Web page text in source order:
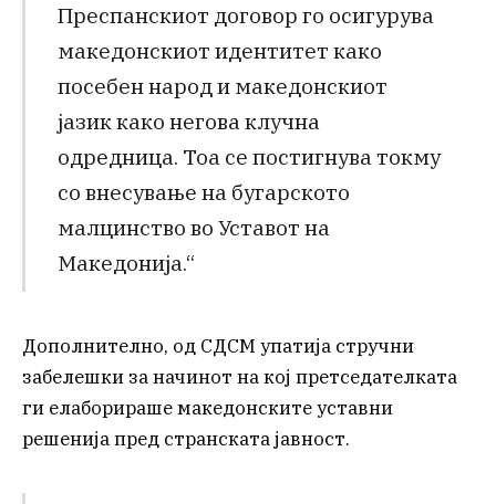
Преспанскиот договор го осигурува
македонскиот идентитет како
посебен народ и македонскиот
јазик како негова клучна
одредница. Тоа се постигнува токму
со внесување на бугарското
малцинство во Уставот на
Македонија.“
Дополнително, од СДСМ упатија стручни
забелешки за начинот на кој претседателката
ги елаборираше македонските уставни
решенија пред странската јавност.